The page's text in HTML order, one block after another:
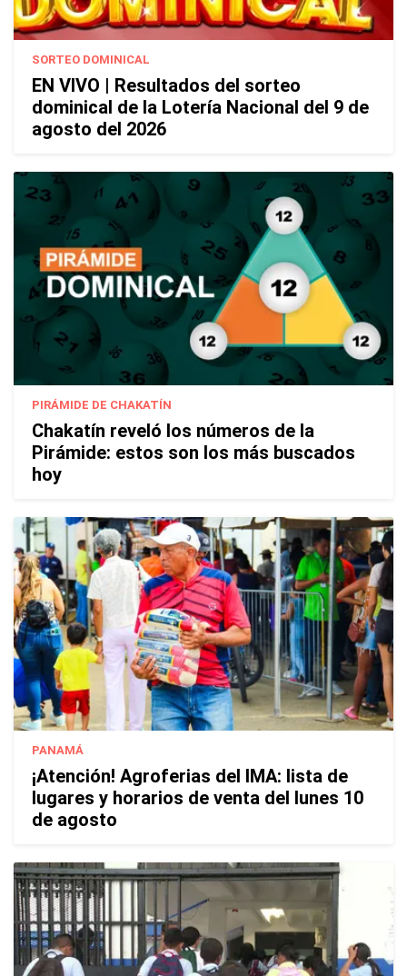
SORTEO DOMINICAL
EN VIVO | Resultados del sorteo
dominical de la Lotería Nacional del 9 de
agosto del 2026
PIRÁMIDE DE CHAKATÍN
Chakatín reveló los números de la
Pirámide: estos son los más buscados
hoy
PANAMÁ
¡Atención! Agroferias del IMA: lista de
lugares y horarios de venta del lunes 10
de agosto